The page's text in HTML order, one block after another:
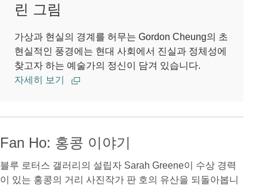
린 그림
가상과 현실의 경계를 허무는 Gordon Cheung의 초
현실적인 풍경에는 현대 사회에서 진실과 정체성에
찾고자 하는 예술가의 정신이 담겨 있습니다.
자세히 보기
Fan Ho: 홍콩 이야기
블루 로터스 갤러리의 설립자 Sarah Greene이 수상 경력
이 있는 홍콩의 거리 사진작가 판 호의 유산을 되돌아봅니